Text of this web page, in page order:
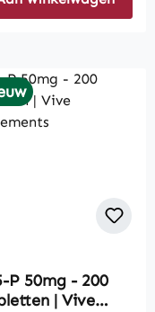
P 50mg - 200
| Vive